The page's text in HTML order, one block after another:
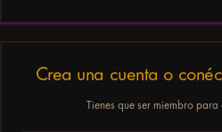
Crea una cuenta o
Tienes que ser miembro